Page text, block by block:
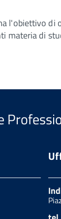
l'obiettivo di
materia di